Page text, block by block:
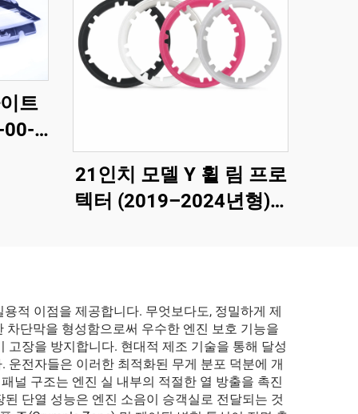
트
F
21인치 모델 Y 휠 림 프로
텍터 (2019–2024년형) –
적 이점을 제공합니다. 무엇보다도, 정밀하게 제
단막을 형성함으로써 우수한 엔진 보호 기능을
장을 방지합니다. 현대적 제조 기술을 통해 달성
전자들은 이러한 최적화된 무게 분포 덕분에 개
널 구조는 엔진 실 내부의 적절한 열 방출을 촉진
단열 성능은 엔진 소음이 승객실로 전달되는 것